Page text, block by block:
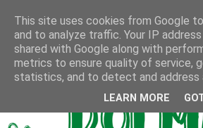
This site uses cookies from Google
and to analyze traffic. Your IP
shared with Google along with
metrics to ensure quality of service,
statistics, and to detect and address
LEARN MORE